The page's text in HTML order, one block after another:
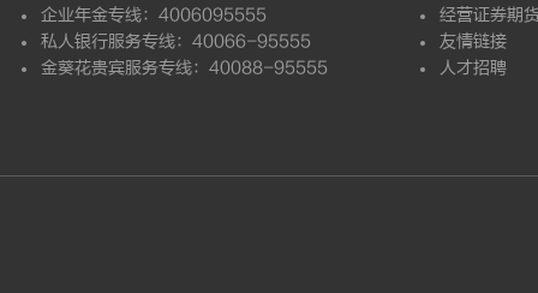
企业年金专线：4006095555
私人银行服务专线：40066-95555
金葵花贵宾服务专线：40088-95555
经营证券期
友情链接
人才招聘